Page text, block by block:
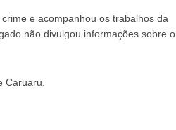
e acompanhou os trabalhos da
não divulgou informações sobre o
Caruaru.